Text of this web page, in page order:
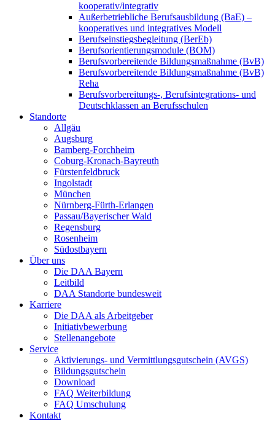
kooperativ/integrativ
Außerbetriebliche Berufsausbildung (BaE) –
kooperatives und integratives Modell
Berufseinstiegsbegleitung (BerEb)
Berufsorientierungsmodule (BOM)
Berufsvorbereitende Bildungsmaßnahme (BvB)
Berufsvorbereitende Bildungsmaßnahme (BvB)
Reha
Berufsvorbereitungs-, Berufsintegrations- und
Deutschklassen an Berufsschulen
Standorte
Allgäu
Augsburg
Bamberg-Forchheim
Coburg-Kronach-Bayreuth
Fürstenfeldbruck
Ingolstadt
München
Nürnberg-Fürth-Erlangen
Passau/Bayerischer Wald
Regensburg
Rosenheim
Südostbayern
Über uns
Die DAA Bayern
Leitbild
DAA Standorte bundesweit
Karriere
Die DAA als Arbeitgeber
Initiativbewerbung
Stellenangebote
Service
Aktivierungs- und Vermittlungsgutschein (AVGS)
Bildungsgutschein
Download
FAQ Weiterbildung
FAQ Umschulung
Kontakt